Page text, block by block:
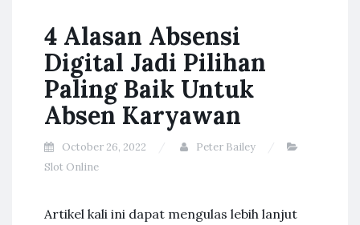
4 Alasan Absensi
Digital Jadi Pilihan
Paling Baik Untuk
Absen Karyawan
October 26, 2022
Peter Bailey
Slot Online
Artikel kali ini dapat mengulas lebih lanjut